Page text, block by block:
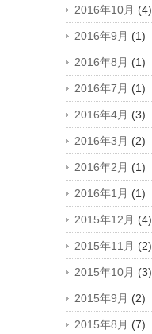
2016年10月 (4)
2016年9月 (1)
2016年8月 (1)
2016年7月 (1)
2016年4月 (3)
2016年3月 (2)
2016年2月 (1)
2016年1月 (1)
2015年12月 (4)
2015年11月 (2)
2015年10月 (3)
2015年9月 (2)
2015年8月 (7)